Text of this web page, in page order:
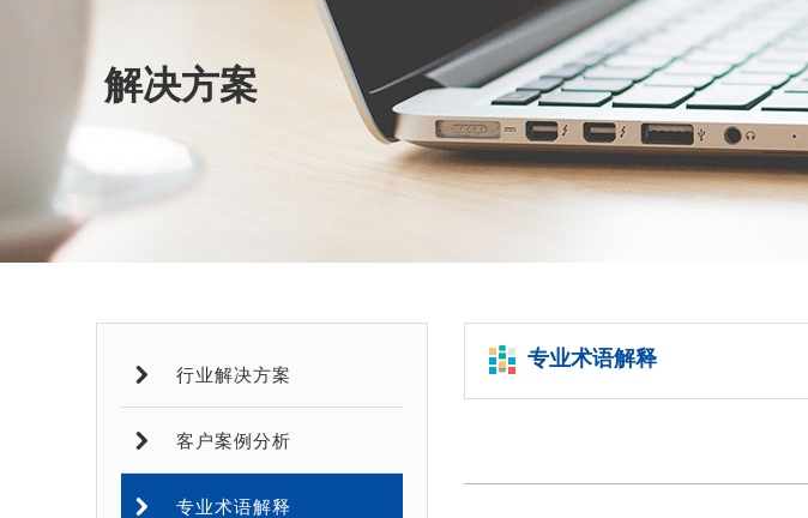
解决方案
行业解决方案
客户案例分析
专业术语解释
专业术语解释